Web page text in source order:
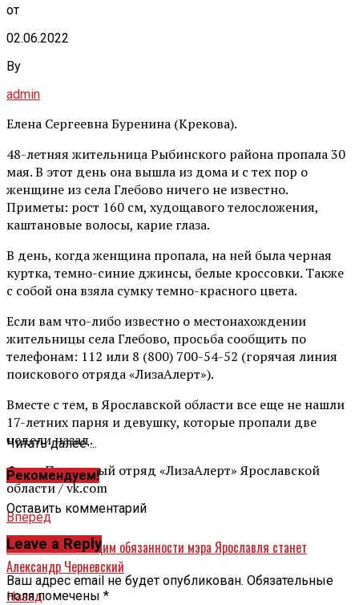
от
02.06.2022
By
admin
Елена Сергеевна Буренина (Крекова).
48-летняя жительница Рыбинского района пропала 30
мая. В этот день она вышла из дома и с тех пор о
женщине из села Глебово ничего не известно.
Приметы: рост 160 см, худощавого телосложения,
каштановые волосы, карие глаза.
В день, когда женщина пропала, на ней была черная
куртка, темно-синие джинсы, белые кроссовки. Также
с собой она взяла сумку темно-красного цвета.
Если вам что-либо известно о местонахождении
жительницы села Глебово, просьба сообщить по
телефонам: 112 или 8 (800) 700-54-52 (горячая линия
поискового отряда «ЛизаАлерт»).
Вместе с тем, в Ярославской области все еще не нашли
17-летних парня и девушку, которые пропали две
недели назад.
Фото: Поисковый отряд «ЛизаАлерт» Ярославской
области / vk.com
Вперед
Новым исполняющим обязанности мэра Ярославля станет
Александр Черневский
Назад
Читать далее ...
Рекомендуем!
Оставить комментарий
Leave a Reply
Ваш адрес email не будет опубликован. Обязательные
поля помечены *